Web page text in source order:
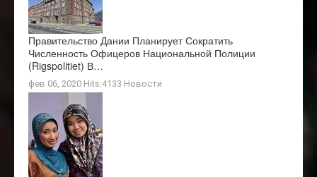
Правительство Дании Планирует Сократить
Численность Офицеров Национальной Полиции
(Rigspolitiet) В…
фев 06, 2020 Hits:4133 Новости